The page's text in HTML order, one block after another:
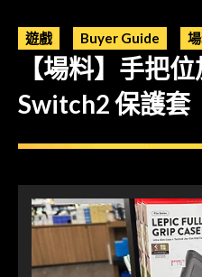
遊戲 Buyer Guide
【場料】手把
Switch2 保護套